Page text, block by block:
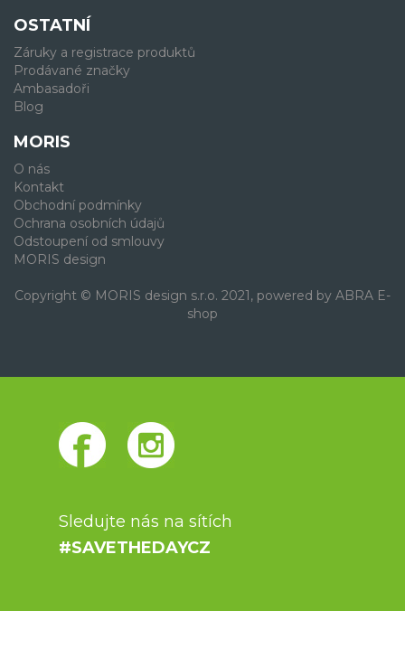
OSTATNÍ
Záruky a registrace produktů
Prodávané značky
Ambasadoři
Blog
MORIS
O nás
Kontakt
Obchodní podmínky
Ochrana osobních údajů
Odstoupení od smlouvy
MORIS design
Copyright © MORIS design s.r.o. 2021, powered by ABRA E-
shop
Sledujte nás na sítích
#SAVETHEDAYCZ